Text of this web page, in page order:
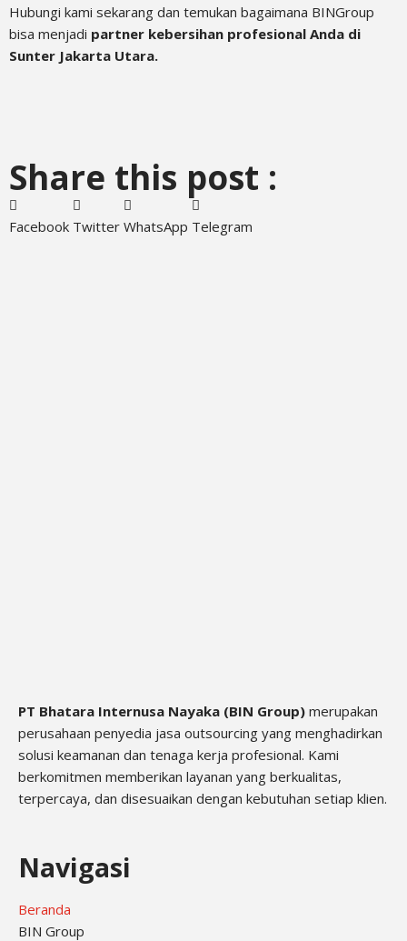
Hubungi kami sekarang dan temukan bagaimana BINGroup
bisa menjadi partner kebersihan profesional Anda di
Sunter Jakarta Utara.
Share this post :
Facebook Twitter WhatsApp Telegram
PT Bhatara Internusa Nayaka (BIN Group) merupakan
perusahaan penyedia jasa outsourcing yang menghadirkan
solusi keamanan dan tenaga kerja profesional. Kami
berkomitmen memberikan layanan yang berkualitas,
terpercaya, dan disesuaikan dengan kebutuhan setiap klien.
Navigasi
Beranda
BIN Group